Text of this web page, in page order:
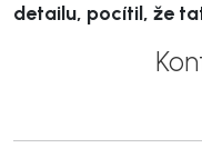
detailu, pocítil, že